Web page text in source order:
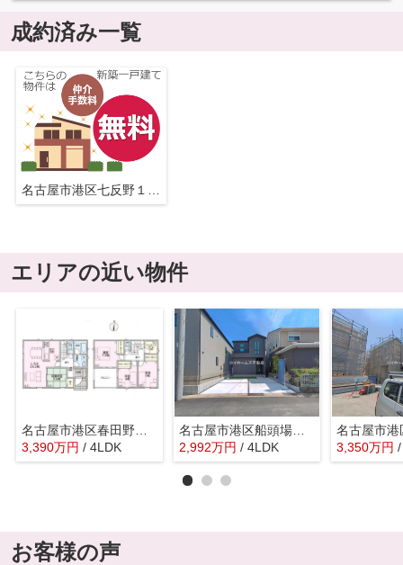
成約済み一覧
エリアの近い物件
名古屋市港区春田野１丁目2305『仲介料無料』新築戸建て
3,390万円 / 4LDK
名古屋市港区船頭場１丁目425-1『仲介料無料』新築戸建て
2,992万円 / 4LDK 3,350万円
お客様の声